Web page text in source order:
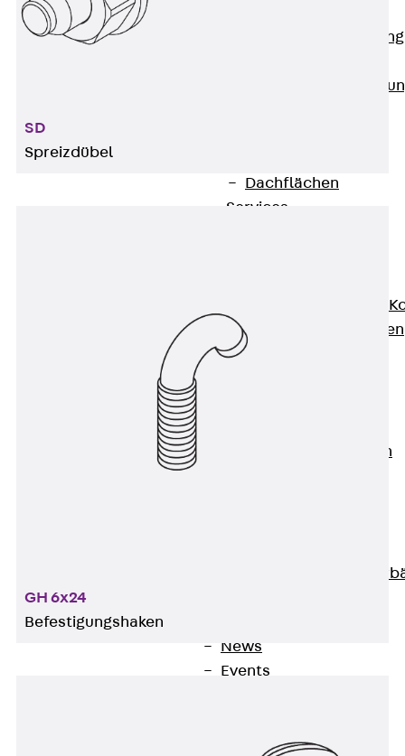
Bodengeführte
Dachflächen
Services
Beratung, Planung,
Individuelle Lösungen
Referenzen
Referenzen
Unternehmen
Mitgliedschaften &
News
Events
Ansprechpersonen
SD
Spreizdübel
GH 6x24
Befestigungshaken